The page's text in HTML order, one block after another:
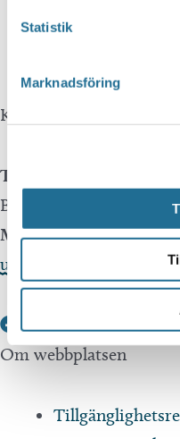
Statistik
Marknadsföring
mistakes in
Kontakta oss
Telefon
Besöksservice 0141 - 10
Mail
upplev@motala.se
Om webbplatsen